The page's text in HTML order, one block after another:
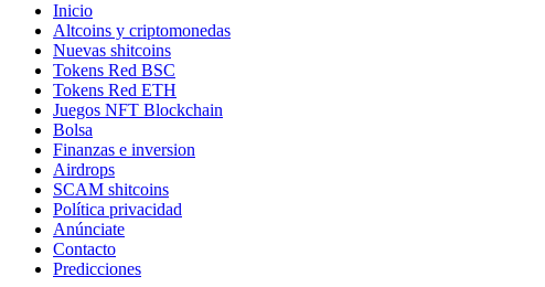
Inicio
Altcoins y criptomonedas
Nuevas shitcoins
Tokens Red BSC
Tokens Red ETH
Juegos NFT Blockchain
Bolsa
Finanzas e inversion
Airdrops
SCAM shitcoins
Política privacidad
Anúnciate
Contacto
Predicciones